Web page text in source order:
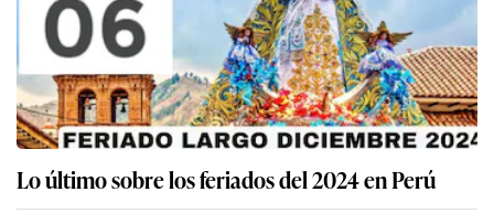
Lo último sobre los feriados del 2024 en Perú